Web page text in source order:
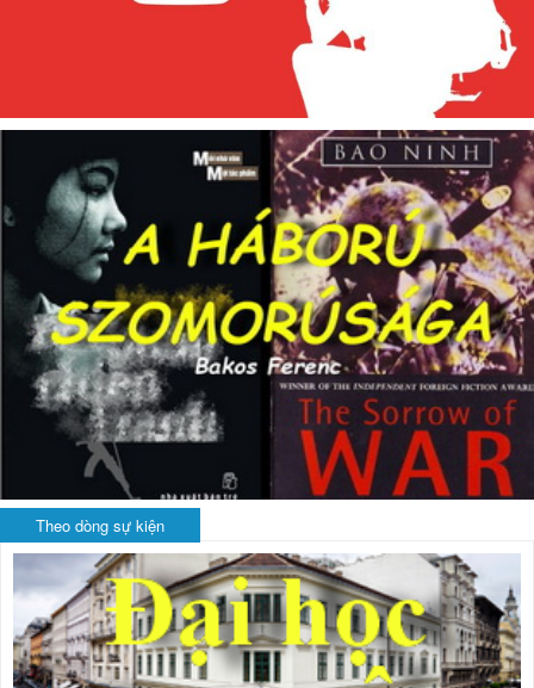
Theo dòng sự kiện